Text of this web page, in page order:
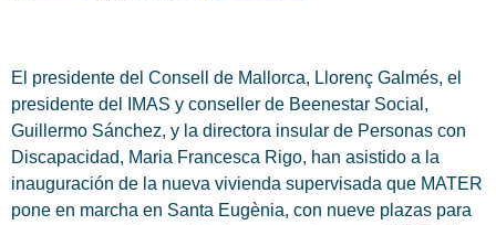
El presidente del Consell de Mallorca, Llorenç Galmés, el
presidente del IMAS y conseller de Beenestar Social,
Guillermo Sánchez, y la directora insular de Personas con
Discapacidad, Maria Francesca Rigo, han asistido a la
inauguración de la nueva vivienda supervisada que MATER
pone en marcha en Santa Eugènia, con nueve plazas para